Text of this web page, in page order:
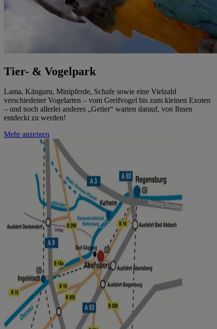
Tier- & Vogelpark
Lama, Känguru, Minipferde, Schafe sowie eine Vielzahl
verschiedener Vogelarten – vom Greifvogel bis zum kleinen Exoten
– und noch allerlei anderes „Getier“ warten darauf, von Ihnen
entdeckt zu werden!
Mehr anzeigen